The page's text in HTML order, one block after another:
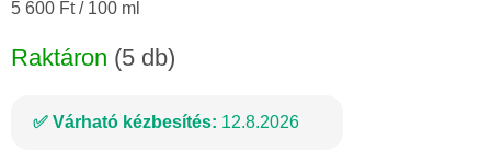
Egységár:
5 600 Ft / 100 ml
Raktáron (5 db)
Várható kézbesítés: 12.8.2026